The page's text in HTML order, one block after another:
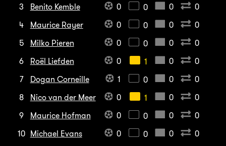
3
Benito Kemble 0 0 0
0
4
Maurice Rayer 0 0 0
0
5
Milko Pieren 0 0 0
0
6
Roël Liefden 0 1 0
0
7
Dogan Corneille 1 0 0
0
8
Nico van der Meer 0 1 0
0
9
Maurice Hofman 0 0 0
0
10 Michael Evans 0 0 0
0